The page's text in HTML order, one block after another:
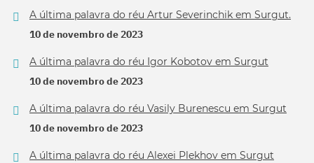
A última palavra do réu Artur Severinchik em Surgut.
10 de novembro de 2023
A última palavra do réu Igor Kobotov em Surgut
10 de novembro de 2023
A última palavra do réu Vasily Burenescu em Surgut
10 de novembro de 2023
A última palavra do réu Alexei Plekhov em Surgut